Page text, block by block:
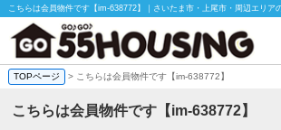
TOPページ > こちらは会員物件です【im-638772】
こちらは会員物件です【im-638772】